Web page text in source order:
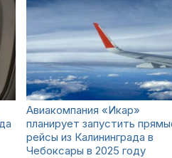
Авиакомпания «Икар»
планирует запустить
рейсы из Калининграда в
Чебоксары в 2025 году